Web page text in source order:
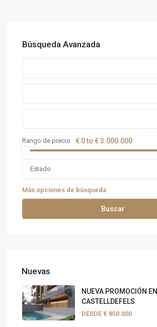
Búsqueda Avanzada
Rango de precio € 0 to € 3.000.000
Estado
Más opciones de búsqueda
Buscar
Nuevas
NUEVA PROMOCIÓN EN
CASTELLDEFELS
DESDE € 850.000